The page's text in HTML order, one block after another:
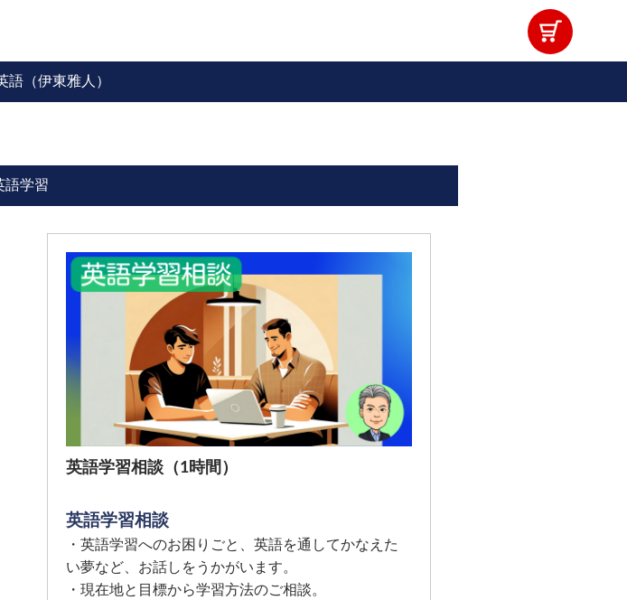
語（伊東雅人）
語学習
英語学習相談（1時間）
英語学習相談
・英語学習へのお困りごと、英語を通してかなえた
い夢など、お話しをうかがいます。
・現在地と目標から学習方法のご相談。